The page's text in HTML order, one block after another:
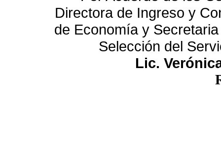
Directora de Ingreso y
de Economía y
Selección del
Lic.